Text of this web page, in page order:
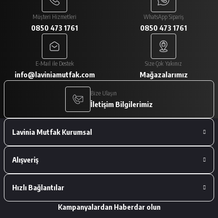
Paketlemesi ve ürünlerin istediğim gibi
gelmesi çok iyiydi
A... V... | 29/01/2026
Paketleme çok iyiydi. Ürünler tam
istediğimiz gibiydi.
A... V... | 29/01/2026
Deneyimini Paylaş
Müşteri Hizmetleri
0850 473 1761
WhatsApp Sipariş
0850 473 1761
E-Mail ile Destek
info@laviniamutfak.com
Size Çok Yakınız
Mağazalarımız
Bize Ulaşın
İletişim Bilgilerimiz
Lavinia Mutfak Kurumsal
Alışveriş
Hızlı Bağlantılar
Kampanyalardan Haberdar olun